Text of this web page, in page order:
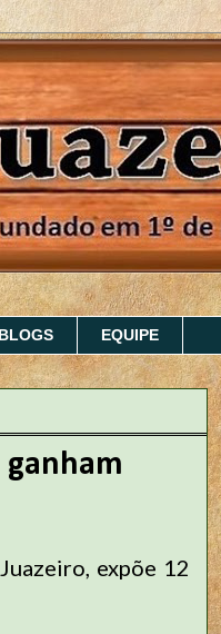
EQUIPE
expõe 12